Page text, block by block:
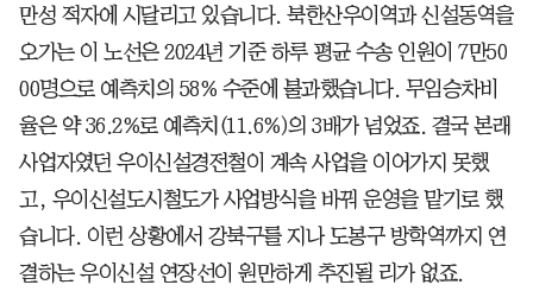
만성 적자에 시달리고 있습니다. 북한산우이역과 신설동역을
오가는 이 노선은 2024년 기준 하루 평균 수송 인원이 7만50
00명으로 예측치의 58% 수준에 불과했습니다. 무임승차비
율은 약 36.2%로 예측치(11.6%)의 3배가 넘었죠. 결국 본래
사업자였던 우이신설경전철이 계속 사업을 이어가지 못했
고, 우이신설도시철도가 사업방식을 바꿔 운영을 맡기로 했
습니다. 이런 상황에서 강북구를 지나 도봉구 방학역까지 연
결하는 우이신설 연장선이 원만하게 추진될 리가 없죠.